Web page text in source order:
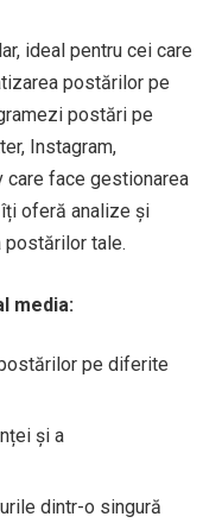
ideal pentru cei care
postărilor pe
postări pe
Instagram,
care face gestionarea
oferă analize și
tale.
media:
pe diferite
și a
dintr-o singură